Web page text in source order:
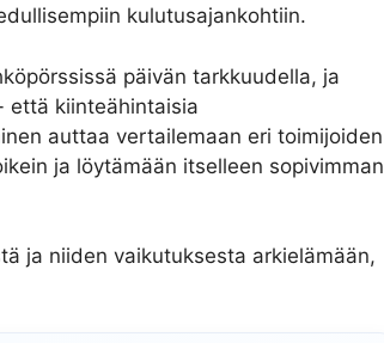
kulutusajankohtiin.
päivän tarkkuudella, ja
että kiinteähintaisia
auttaa vertailemaan eri toimijoiden
ja löytämään itselleen sopivimman
ja niiden vaikutuksesta arkielämään,